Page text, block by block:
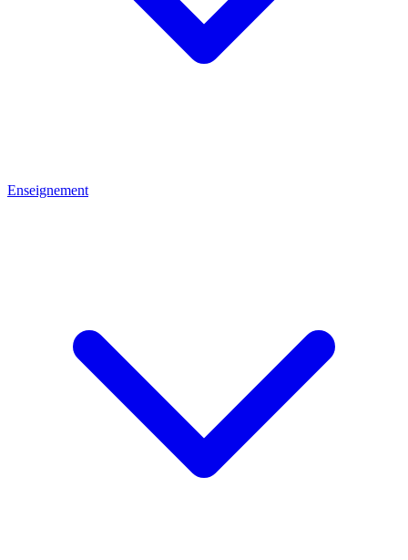
Enseignement